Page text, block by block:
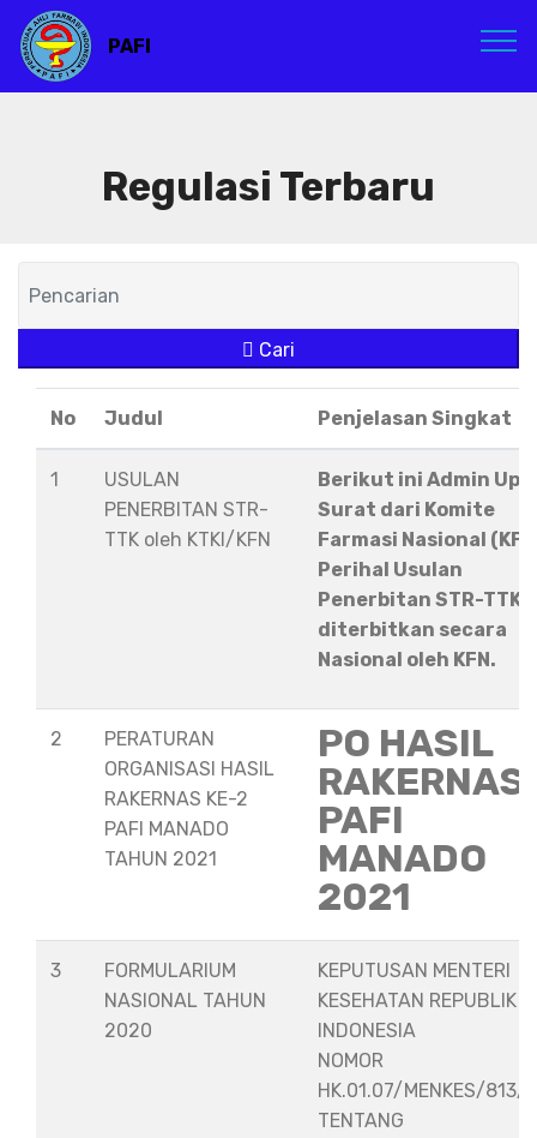
PAFI
Regulasi Terbaru
Cari
No Judul Penjelasan Singkat
1
USULAN
PENERBITAN STR-
TTK oleh KTKI/KFN
Berikut ini Admin
Surat dari Komite
Farmasi Nasional
Perihal Usulan
Penerbitan STR-TTK
diterbitkan secara
Nasional oleh KFN.
2
PERATURAN
ORGANISASI HASIL
RAKERNAS KE-2
PAFI MANADO
TAHUN 2021
PO HASIL
RAKERNAS
PAFI
MANADO
2021
3
FORMULARIUM
NASIONAL TAHUN
2020
KEPUTUSAN MENTERI
KESEHATAN REPUBLIK
INDONESIA
NOMOR
HK.01.07/MENKES/813/
TENTANG